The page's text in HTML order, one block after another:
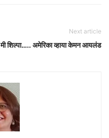
Next article
मी शिल्पा….. अमेरिका व्हाया केमन आयलंड